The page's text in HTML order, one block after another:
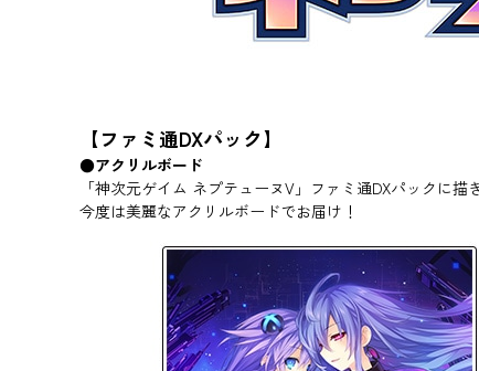
【ファミ通DXパック】
●アクリルボード
「神次元ゲイム ネプテューヌV」ファミ通DXパックに
今度は美麗なアクリルボードでお届け！